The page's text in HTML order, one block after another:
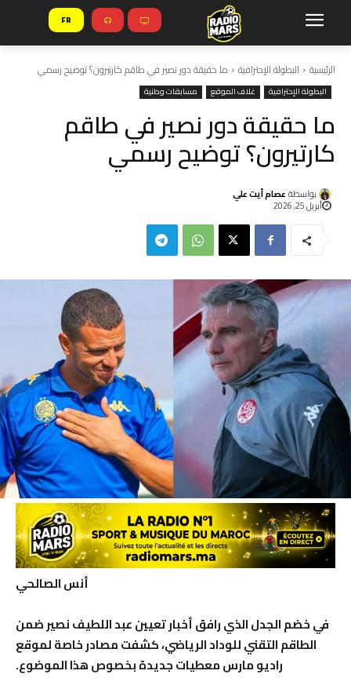
FR
الرئيسية البطولة الإحترافية ما حقيقة دور نصير في طاقم كارتيرون؟ توضيح رسمي
البطولة الإحترافية غلاف الموقع مسابقات وطنية
ما حقيقة دور نصير في طاقم
كارتيرون؟ توضيح رسمي
بواسطة عصام أيت علي
أبريل 25, 2026
أنس الصالحي
في خضم الجدل الذي رافق أخبار تعيين عبد اللطيف نصير ضمن
الطاقم التقني للوداد الرياضي، كشفت مصادر خاصة لموقع
راديو مارس معطيات جديدة بخصوص هذا الموضوع.